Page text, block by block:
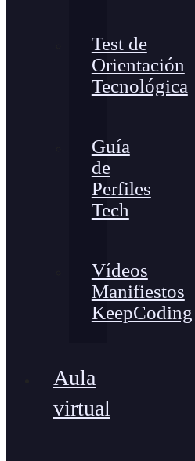
Test de
Orientación
Tecnológica
Guía
de
Perfiles
Tech
Vídeos
Manifiestos
KeepCoding
Aula
virtual